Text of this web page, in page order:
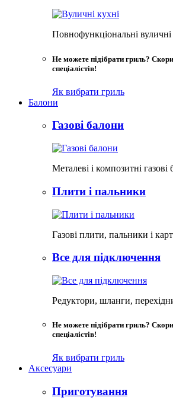
Повнофункціональні вуличні
Не можете підібрати гриль?
спеціалістів!
Як вибрати гриль
Балони
Газові балони
Металеві і композитні газові
Плити і пальники
Газові плити, пальники і
Все для підключення
Редуктори, шланги,
Не можете підібрати гриль?
спеціалістів!
Як вибрати гриль
Аксесуари
Приготування